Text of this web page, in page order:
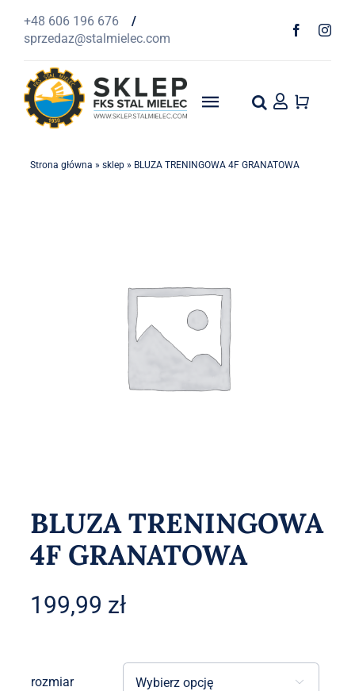
+48 606 196 676
/
sprzedaz@stalmielec.com
Toggle
Strona główna » sklep» BLUZA TRENINGOWA 4F GRANATOWA
BLUZA TRENINGOWA
4F GRANATOWA
199,99 zł
rozmiar 